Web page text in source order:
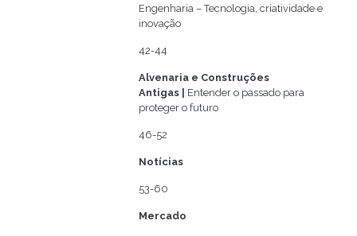
Engenharia – Tecnologia, criatividade e
inovação
42-44
Alvenaria e Construções
Antigas
Entender o passado para
proteger o futuro
46-52
Notícias
53-60
Mercado